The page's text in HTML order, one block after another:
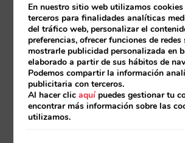
En nuestro sitio web utilizamos
terceros para finalidades analíticas
del tráfico web, personalizar el
preferencias, ofrecer funciones de redes
mostrarle publicidad personalizada en
elaborado a partir de sus hábitos de
Podemos compartir la información
publicitaria con terceros.
Al hacer clicaquípuedes gestionar tu
encontrar más información sobre las
utilizamos.